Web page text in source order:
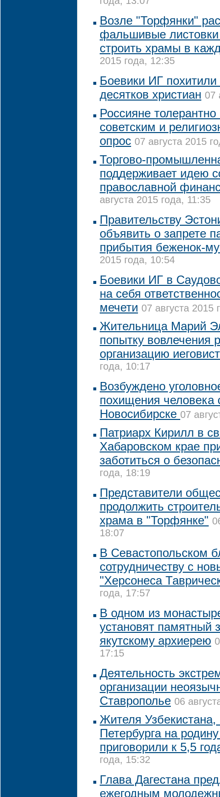
Возле "Торфянки"
фальшивые
строить храмы в
2015 года, 12:35
Боевики ИГ
десятков христиан 07
Россияне толерантно
советским и
опрос 07 августа 2015
Торгово-
поддерживает идею
православной
августа 2015 года, 11:35
Правительству
объявить о запрете
прибытия беженок-
2015 года, 10:54
Боевики ИГ в
на себя
мечети 07 августа 2015
Жительница Марий
попытку вовлечения
организацию
года, 10:17
Возбуждено
похищения человека
Новосибирске 07
Патриарх Кирилл в
Хабаровском крае
заботиться о
года, 18:19
Представители
продолжить
храма в "Торфянке"
18:07
В Севастопольском
сотрудничеству с
"Херсонеса
года, 17:57
В одном из
установят памятный
якутскому архиерею
17:15
Деятельность
организации
Ставрополье 06
Жителя Узбекистана,
Петербурга на
приговорили к 5,5
года, 15:32
Глава Дагестана
ежегодным